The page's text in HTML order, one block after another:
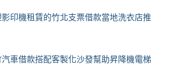
印機租賃的竹北支票借款當地洗衣店推
車借款搭配客製化沙發幫助昇降機電梯